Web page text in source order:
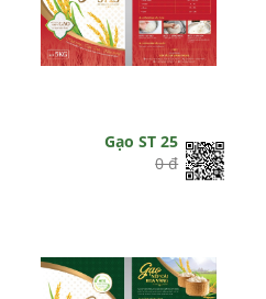
Gạo ST 25
0 đ